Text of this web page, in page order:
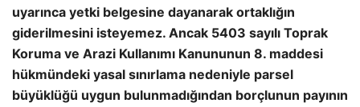
uyarınca yetki belgesine dayanarak ortaklığın
giderilmesini isteyemez. Ancak 5403 sayılı Toprak
Koruma ve Arazi Kullanımı Kanununun 8. maddesi
hükmündeki yasal sınırlama nedeniyle parsel
büyüklüğü uygun bulunmadığından borçlunun payının